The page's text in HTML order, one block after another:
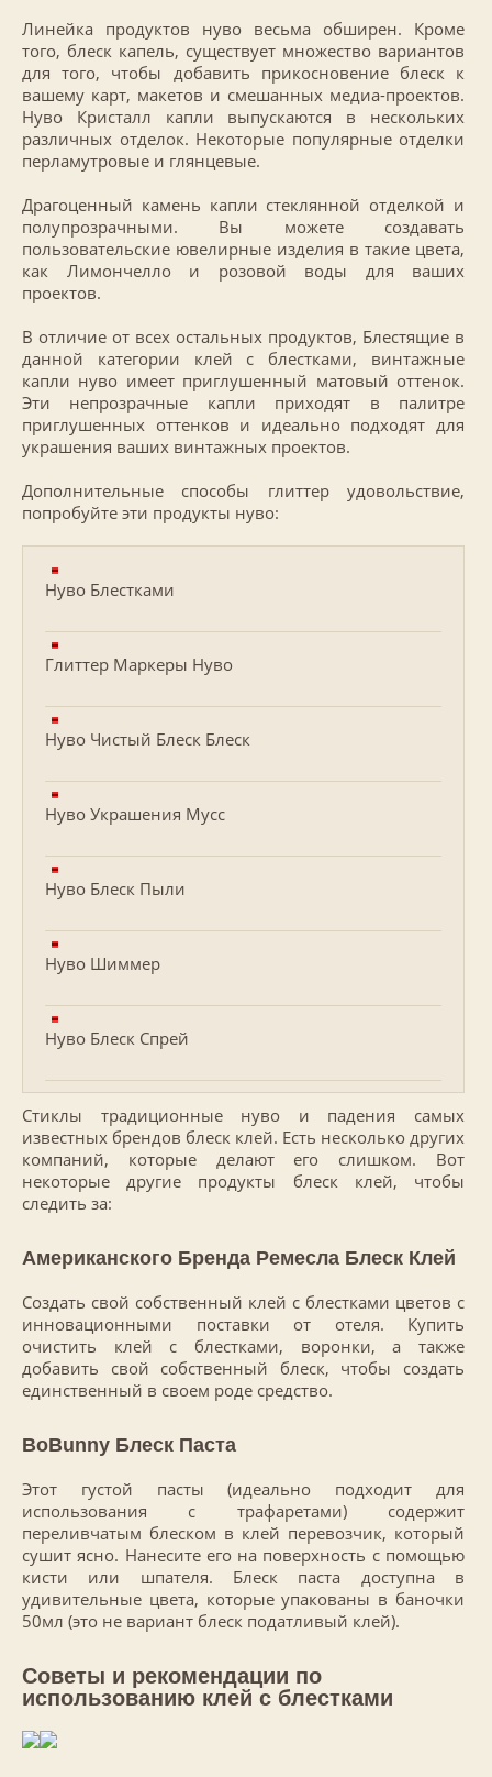
Линейка продуктов нуво весьма обширен. Кроме
того, блеск капель, существует множество вариантов
для того, чтобы добавить прикосновение блеск к
вашему карт, макетов и смешанных медиа-проектов.
Нуво Кристалл капли выпускаются в нескольких
различных отделок. Некоторые популярные отделки
перламутровые и глянцевые.
Драгоценный камень капли стеклянной отделкой и
полупрозрачными. Вы можете создавать
пользовательские ювелирные изделия в такие цвета,
как Лимончелло и розовой воды для ваших
проектов.
В отличие от всех остальных продуктов, Блестящие в
данной категории клей с блестками, винтажные
капли нуво имеет приглушенный матовый оттенок.
Эти непрозрачные капли приходят в палитре
приглушенных оттенков и идеально подходят для
украшения ваших винтажных проектов.
Дополнительные способы глиттер удовольствие,
попробуйте эти продукты нуво:
Нуво Блестками
Глиттер Маркеры Нуво
Нуво Чистый Блеск Блеск
Нуво Украшения Мусс
Нуво Блеск Пыли
Нуво Шиммер
Нуво Блеск Спрей
Стиклы традиционные нуво и падения самых
известных брендов блеск клей. Есть несколько других
компаний, которые делают его слишком. Вот
некоторые другие продукты блеск клей, чтобы
следить за:
Американского Бренда Ремесла Блеск Клей
Создать свой собственный клей с блестками цветов с
инновационными поставки от отеля. Купить
очистить клей с блестками, воронки, а также
добавить свой собственный блеск, чтобы создать
единственный в своем роде средство.
BoBunny Блеск Паста
Этот густой пасты (идеально подходит для
использования с трафаретами) содержит
переливчатым блеском в клей перевозчик, который
сушит ясно. Нанесите его на поверхность с помощью
кисти или шпателя. Блеск паста доступна в
удивительные цвета, которые упакованы в баночки
50мл (это не вариант блеск податливый клей).
Советы и рекомендации по
использованию клей с блестками